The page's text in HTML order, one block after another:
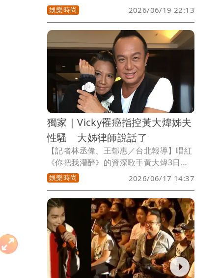
在夏威夷驟逝，享壽61歲，震驚各界。曾
與黃大煒合作的金曲歌王王力宏，近日在
雪梨舉辦《最好的地方II》世界巡迴演唱
會時，特別獻唱《讓每個人都心碎》追悼
好友。
娛樂時尚 2026/06/19 22:13
獨家｜Vicky罹癌指控黃大煒姊夫
性騷 大姊律師說話了
【記者林丞偉、王郁惠／台北報導】唱紅
《你把我灌醉》的資深歌手黃大煒3日在
家中猝逝後死因未明，卻爆出「案外
案」，與黃大煒交往31年的經紀人女友
Vicky Chao昨(16日)指控2024年某次在
台北的大型公開晚會活動上，她被黃大煒
的大姊夫性騷擾，並表示會和黃珊珊律師
討論提告，對此，黃大煒大姊委任的漢英
得力法律事務所回應《壹蘋新聞網》。
娛樂時尚 2026/06/17 14:37